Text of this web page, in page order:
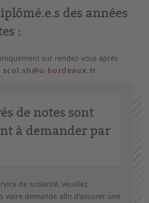
des années
:
sur rendez-vous après
scol.sh@u-bordeaux.fr
de notes sont
à demander par
de scolarité, veuillez
votre demande afin d'assurer une